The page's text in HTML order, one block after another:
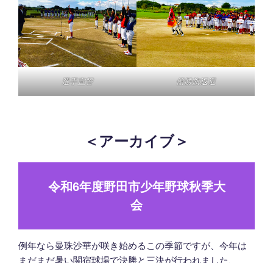
選手宣誓 優勝旗返還
＜アーカイブ＞
令和6年度野田市少年野球秋季大
会
例年なら曼珠沙華が咲き始めるこの季節ですが、今年は
まだまだ暑い関宿球場で決勝と三決が行われました、